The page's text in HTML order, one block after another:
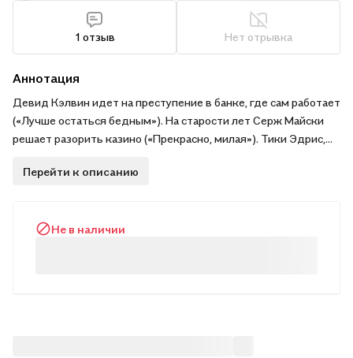
1 отзыв Нет отрывка
Аннотация
Девид Кэлвин идет на преступение в банке, где сам работает
(«Лучше остаться бедным»). На старости лет Серж Майски
решает разорить казино («Прекрасно, милая»). Тики Эдрис,
ограбление («Так крошится печенье»). Героям Дж. Х. Чейза,
Перейти к описанию
Не в наличии